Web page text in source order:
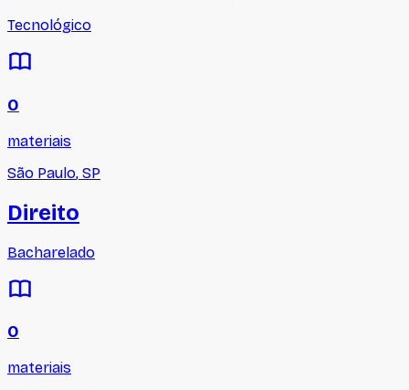
Tecnológico
0
materiais
São Paulo, SP
Direito
Bacharelado
0
materiais